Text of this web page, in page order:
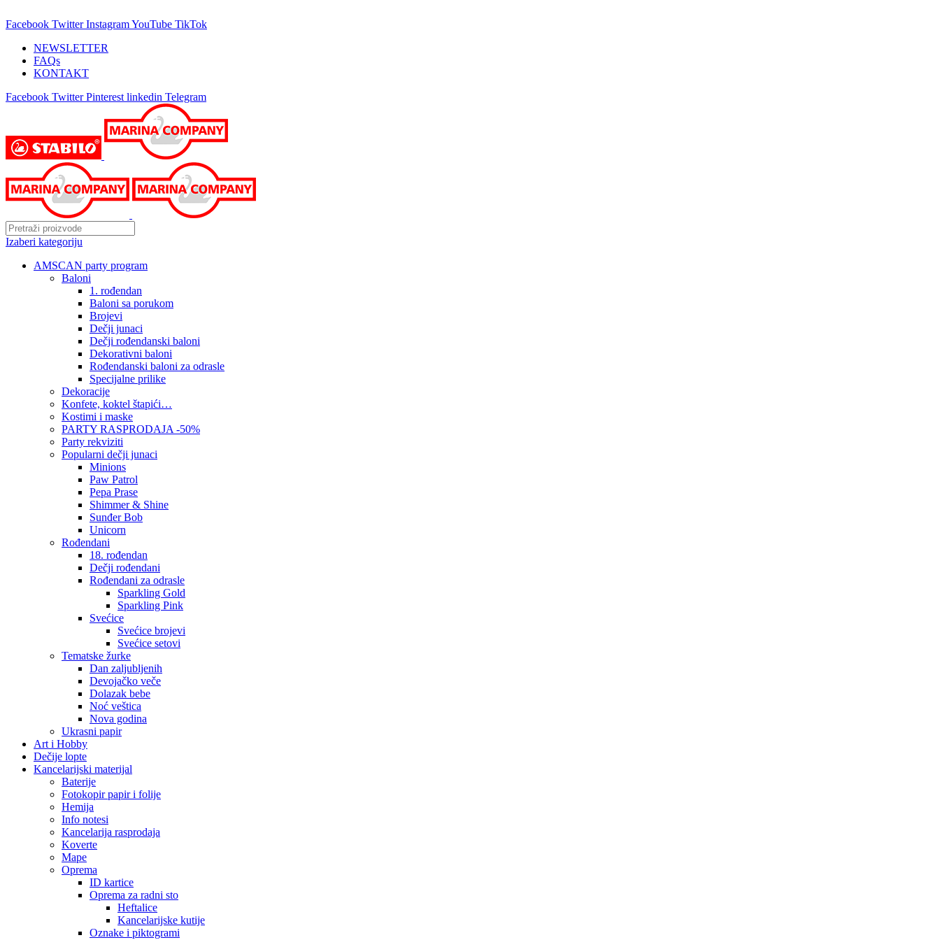
Facebook Twitter InstagramYouTube TikTok
NEWSLETTER
FAQs
KONTAKT
Facebook Twitter Pinterest linkedin Telegram
Izaberi kategoriju
AMSCAN party program
Baloni
1. rođendan
Baloni sa porukom
Brojevi
Dečji junaci
Dečji rođendanski baloni
Dekorativni baloni
Rođendanski baloni za odrasle
Specijalne prilike
Dekoracije
Konfete, koktel štapići…
Kostimi i maske
PARTY RASPRODAJA -50%
Party rekviziti
Popularni dečji junaci
Minions
Paw Patrol
Pepa Prase
Shimmer & Shine
Sunđer Bob
Unicorn
Rođendani
18. rođendan
Dečji rođendani
Rođendani za odrasle
Sparkling Gold
Sparkling Pink
Svećice
Svećice brojevi
Svećice setovi
Tematske žurke
Dan zaljubljenih
Devojačko veče
Dolazak bebe
Noć veštica
Nova godina
Ukrasni papir
Art i Hobby
Dečije lopte
Kancelarijski materijal
Baterije
Fotokopir papir i folije
Hemija
Info notesi
Kancelarija rasprodaja
Koverte
Mape
Oprema
ID kartice
Oprema za radni sto
Heftalice
Kancelarijske kutije
Oznake i piktogrami